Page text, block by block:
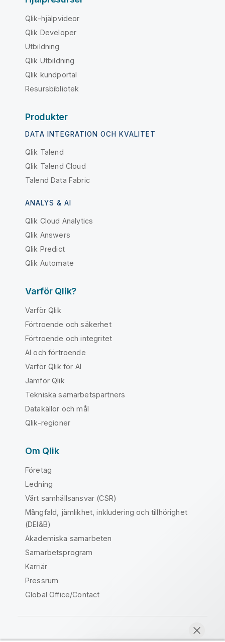
Qlik-hjälpvideor
Qlik Developer
Utbildning
Qlik Utbildning
Qlik kundportal
Resursbibliotek
Produkter
DATA INTEGRATION OCH KVALITET
Qlik Talend
Qlik Talend Cloud
Talend Data Fabric
ANALYS & AI
Qlik Cloud Analytics
Qlik Answers
Qlik Predict
Qlik Automate
Varför Qlik?
Varför Qlik
Förtroende och säkerhet
Förtroende och integritet
AI och förtroende
Varför Qlik för AI
Jämför Qlik
Tekniska samarbetspartners
Datakällor och mål
Qlik-regioner
Om Qlik
Företag
Ledning
Vårt samhällsansvar (CSR)
Mångfald, jämlikhet, inkludering och tillhörighet
(DEI&B)
Akademiska samarbeten
Samarbetsprogram
Karriär
Pressrum
Global Office/Contact